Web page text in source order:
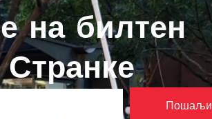
на билтен
Пошаљи